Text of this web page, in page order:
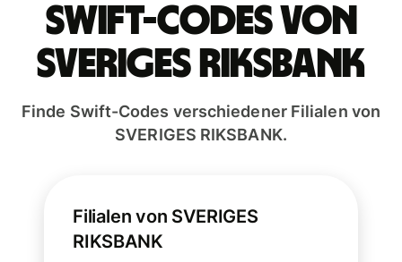
Swift-Codes von
SVERIGES RIKSBANK
Finde Swift-Codes verschiedener Filialen von
SVERIGES RIKSBANK.
Filialen von SVERIGES
RIKSBANK